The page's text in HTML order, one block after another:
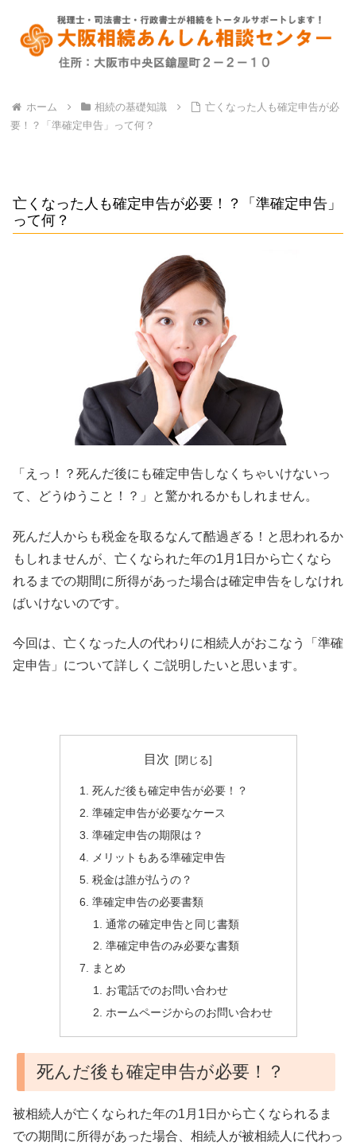
ホーム 相続の基礎知識
亡くなった人も確定申告が必
要！？「準確定申告」って何？
亡くなった人も確定申告が必要！？「準確定申告」
って何？
「えっ！？死んだ後にも確定申告しなくちゃいけないっ
て、どうゆうこと！？」と驚かれるかもしれません。
死んだ人からも税金を取るなんて酷過ぎる！と思われるか
もしれませんが、亡くなられた年の1月1日から亡くなら
れるまでの期間に所得があった場合は確定申告をしなけれ
ばいけないのです。
今回は、亡くなった人の代わりに相続人がおこなう「準確
定申告」について詳しくご説明したいと思います。
目次
死んだ後も確定申告が必要！？
準確定申告が必要なケース
準確定申告の期限は？
メリットもある準確定申告
税金は誰が払うの？
準確定申告の必要書類
通常の確定申告と同じ書類
準確定申告のみ必要な書類
まとめ
お電話でのお問い合わせ
ホームページからのお問い合わせ
死んだ後も確定申告が必要！？
被相続人が亡くなられた年の1月1日から亡くなられるま
での期間に所得があった場合、相続人が被相続人に代わっ